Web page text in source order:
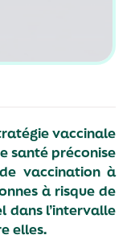
vaccinale
santé préconise
vaccination à
à risque de
dans l’intervalle
elles.